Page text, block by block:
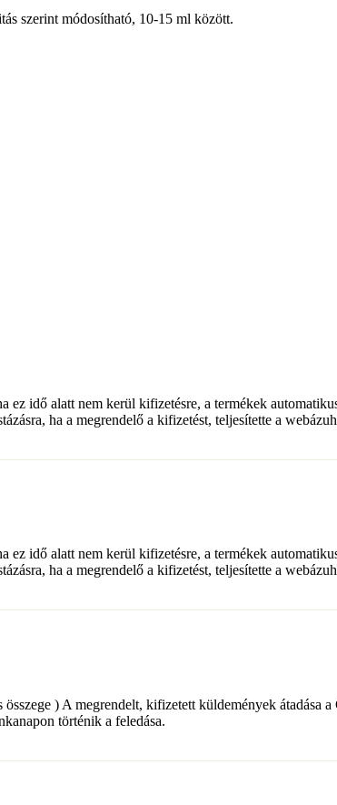
szerint módosítható, 10-15 ml között.
idő alatt nem kerül kifizetésre, a termékek
ha a megrendelő a kifizetést, teljesítette a
idő alatt nem kerül kifizetésre, a termékek
ha a megrendelő a kifizetést, teljesítette a
) A megrendelt, kifizetett küldemények
történik a feledása.